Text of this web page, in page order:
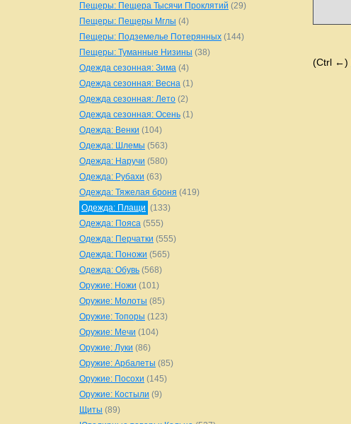
(Ctrl ←)
Пещеры: Пещера Тысячи Проклятий (29)
Пещеры: Пещеры Мглы (4)
Пещеры: Подземелье Потерянных (144)
Пещеры: Туманные Низины (38)
Одежда сезонная: Зима (4)
Одежда сезонная: Весна (1)
Одежда сезонная: Лето (2)
Одежда сезонная: Осень (1)
Одежда: Венки (104)
Одежда: Шлемы (563)
Одежда: Наручи (580)
Одежда: Рубахи (63)
Одежда: Тяжелая броня (419)
Одежда: Плащи (133)
Одежда: Пояса (555)
Одежда: Перчатки (555)
Одежда: Поножи (565)
Одежда: Обувь (568)
Оружие: Ножи (101)
Оружие: Молоты (85)
Оружие: Топоры (123)
Оружие: Мечи (104)
Оружие: Луки (86)
Оружие: Арбалеты (85)
Оружие: Посохи (145)
Оружие: Костыли (9)
Щиты (89)